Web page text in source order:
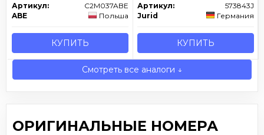
Артикул:
C2M037ABE
ABE
Польша
КУПИТЬ
Артикул:
573843J
Jurid
Германия
КУПИТЬ
Смотреть все аналоги ↓
ОРИГИНАЛЬНЫЕ НОМЕРА